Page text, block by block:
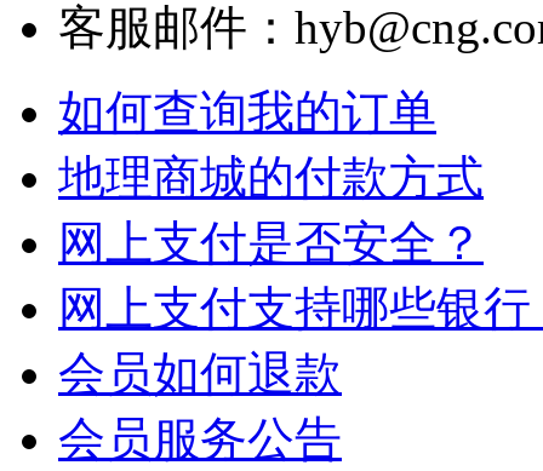
客服邮件：
如何查询我的订单
地理商城的付款方式
网上支付是否安全？
网上支付支持哪些银行
会员如何退款
会员服务公告